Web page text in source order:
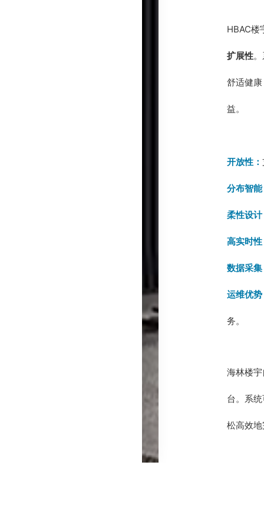
HBAC楼
扩展性。
舒适健
益。
开放性：
分布智能
柔性设计
高实时性
数据采集
运维优势
务。
海林楼
台。系
松高效